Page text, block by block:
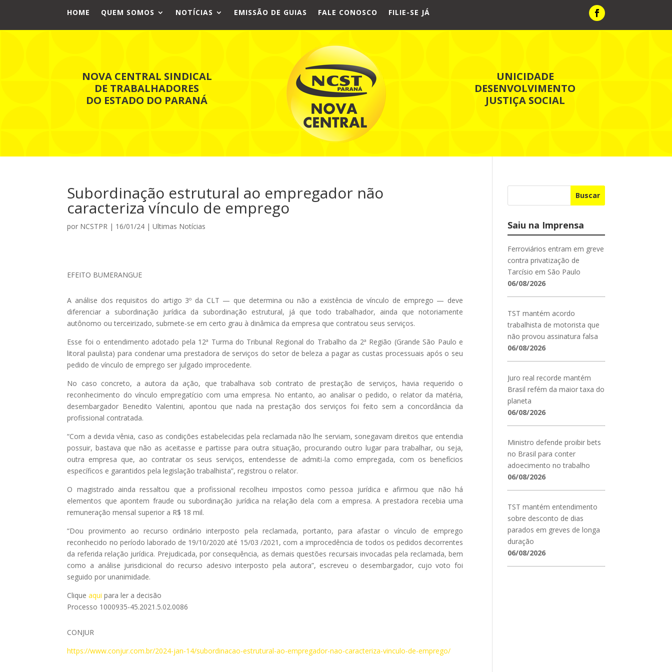
HOME QUEM SOMOS NOTÍCIAS EMISSÃO DE GUIAS FALE CONOSCO FILIE-SE JÁ
NOVA CENTRAL SINDICAL
DE TRABALHADORES
DO ESTADO DO PARANÁ
UNICIDADE
DESENVOLVIMENTO
JUSTIÇA SOCIAL
Subordinação estrutural ao empregador não
caracteriza vínculo de emprego
por NCSTPR | 16/01/24 |Ultimas Notícias
EFEITO BUMERANGUE
A análise dos requisitos do artigo 3º da CLT — que determina ou não a existência de vínculo de emprego — deve
diferenciar a subordinação jurídica da subordinação estrutural, já que todo trabalhador, ainda que notoriamente
autônomo ou terceirizado, submete-se em certo grau à dinâmica da empresa que contratou seus serviços.
Esse foi o entendimento adotado pela 12ª Turma do Tribunal Regional do Trabalho da 2ª Região (Grande São Paulo e
litoral paulista) para condenar uma prestadora de serviços do setor de beleza a pagar as custas processuais após o seu
pedido de vínculo de emprego ser julgado improcedente.
No caso concreto, a autora da ação, que trabalhava sob contrato de prestação de serviços, havia requerido o
reconhecimento do vínculo empregatício com uma empresa. No entanto, ao analisar o pedido, o relator da matéria,
desembargador Benedito Valentini, apontou que nada na prestação dos serviços foi feito sem a concordância da
profissional contratada.
“Com a devida vênia, caso as condições estabelecidas pela reclamada não lhe serviam, sonegavam direitos que entendia
possuir, bastava que não as aceitasse e partisse para outra situação, procurando outro lugar para trabalhar, ou seja,
outra empresa que, ao contratar os seus serviços, entendesse de admiti-la como empregada, com os benefícios
específicos e garantidos pela legislação trabalhista”, registrou o relator.
O magistrado ainda ressaltou que a profissional recolheu impostos como pessoa jurídica e afirmou que não há
elementos que apontem fraude ou subordinação jurídica na relação dela com a empresa. A prestadora recebia uma
remuneração mensal superior a R$ 18 mil.
“Dou provimento ao recurso ordinário interposto pela reclamada, portanto, para afastar o vínculo de emprego
reconhecido no período laborado de 19/10/2020 até 15/03 /2021, com a improcedência de todos os pedidos decorrentes
da referida relação jurídica. Prejudicada, por consequência, as demais questões recursais invocadas pela reclamada, bem
como a análise jurisdicional do recurso adesivo interposto pela autora”, escreveu o desembargador, cujo voto foi
seguido por unanimidade.
Cliqueaqui para ler a decisão
Processo 1000935-45.2021.5.02.0086
CONJUR
https://www.conjur.com.br/2024-jan-14/subordinacao-estrutural-ao-empregador-nao-caracteriza-vinculo-de-emprego/
Buscar
Saiu na Imprensa
Ferroviários entram em greve
contra privatização de
Tarcísio em São Paulo
06/08/2026
TST mantém acordo
trabalhista de motorista que
não provou assinatura falsa
06/08/2026
Juro real recorde mantém
Brasil refém da maior taxa do
planeta
06/08/2026
Ministro defende proibir bets
no Brasil para conter
adoecimento no trabalho
06/08/2026
TST mantém entendimento
sobre desconto de dias
parados em greves de longa
duração
06/08/2026